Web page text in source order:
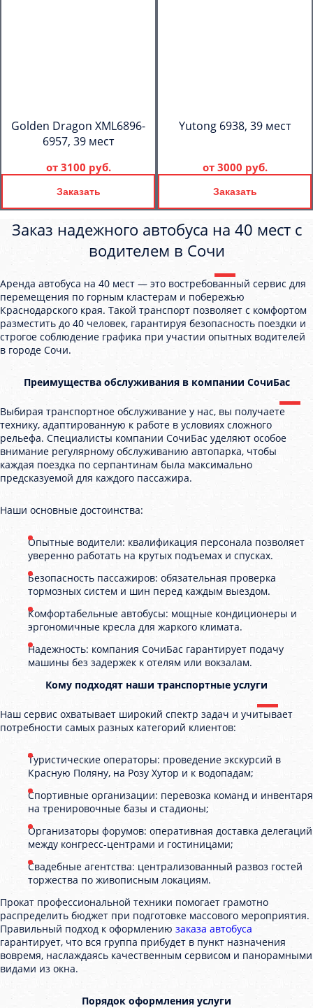
Golden Dragon XML6896-
6957, 39 мест
от 3100 руб.
Заказать
Yutong 6938, 39 мест
от 3000 руб.
Заказать
Заказ надежного автобуса на 40 мест с
водителем в Сочи
Аренда автобуса на 40 мест — это востребованный сервис для
перемещения по горным кластерам и побережью
Краснодарского края. Такой транспорт позволяет с комфортом
разместить до 40 человек, гарантируя безопасность поездки и
строгое соблюдение графика при участии опытных водителей
в городе Сочи.
Преимущества обслуживания в компании СочиБас
Выбирая транспортное обслуживание у нас, вы получаете
технику, адаптированную к работе в условиях сложного
рельефа. Специалисты компании СочиБас уделяют особое
внимание регулярному обслуживанию автопарка, чтобы
каждая поездка по серпантинам была максимально
предсказуемой для каждого пассажира.
Наши основные достоинства:
Опытные водители: квалификация персонала позволяет
уверенно работать на крутых подъемах и спусках.
Безопасность пассажиров: обязательная проверка
тормозных систем и шин перед каждым выездом.
Комфортабельные автобусы: мощные кондиционеры и
эргономичные кресла для жаркого климата.
Надежность: компания СочиБас гарантирует подачу
машины без задержек к отелям или вокзалам.
Кому подходят наши транспортные услуги
Наш сервис охватывает широкий спектр задач и учитывает
потребности самых разных категорий клиентов:
Туристические операторы: проведение экскурсий в
Красную Поляну, на Розу Хутор и к водопадам;
Спортивные организации: перевозка команд и инвентаря
на тренировочные базы и стадионы;
Организаторы форумов: оперативная доставка делегаций
между конгресс-центрами и гостиницами;
Свадебные агентства: централизованный развоз гостей
торжества по живописным локациям.
Прокат профессиональной техники помогает грамотно
распределить бюджет при подготовке массового мероприятия.
Правильный подход к оформлению заказа автобуса
гарантирует, что вся группа прибудет в пункт назначения
вовремя, наслаждаясь качественным сервисом и панорамными
видами из окна.
Порядок оформления услуги